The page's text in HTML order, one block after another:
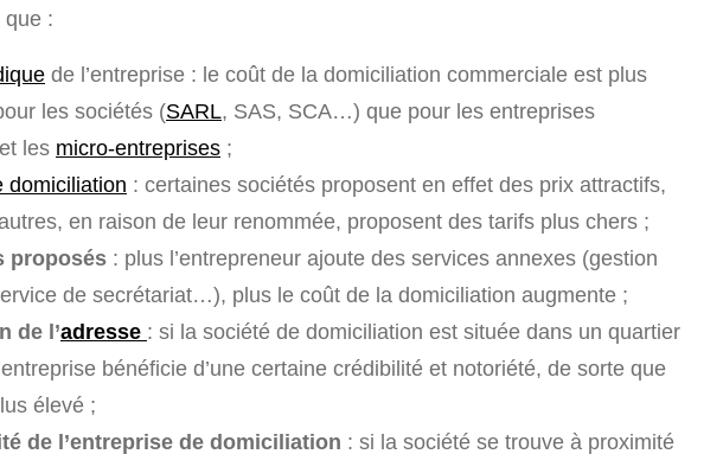
que :
de l’entreprise : le coût de la domiciliation commerciale est plus
les sociétés (SARL, SAS, SCA…) que pour les entreprises
les micro-entreprises ;
domiciliation : certaines sociétés proposent en effet des prix attractifs,
en raison de leur renommée, proposent des tarifs plus chers ;
proposés : plus l’entrepreneur ajoute des services annexes (gestion
de secrétariat…), plus le coût de la domiciliation augmente ;
de l’adresse : si la société de domiciliation est située dans un quartier
bénéficie d’une certaine crédibilité et notoriété, de sorte que
élevé ;
de l’entreprise de domiciliation : si la société se trouve à proximité